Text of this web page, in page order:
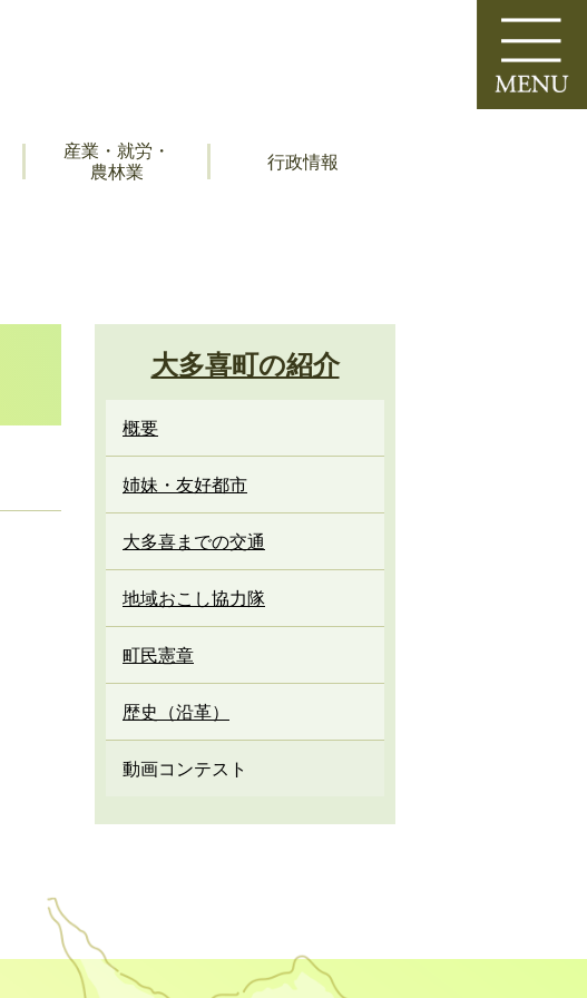
産業・就労・
農林業
行政情報
大多喜町の紹介
概要
姉妹・友好都市
大多喜までの交通
地域おこし協力隊
町民憲章
歴史（沿革）
動画コンテスト